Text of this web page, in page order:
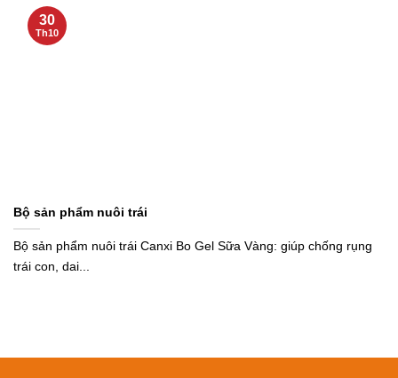
Bộ sản phẩm nuôi trái
Bộ sản phẩm nuôi trái Canxi Bo Gel Sữa Vàng: giúp chống rụng
trái con, dai...
30
Th10